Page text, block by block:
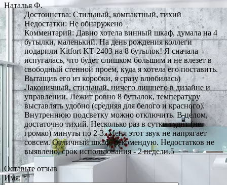
Наталья Ф.
Достоинства: Стильный, компактный, тихий
Недостатки: Не обнаружено
Комментарий: Давно хотела винный шкаф, думала на 4
бутылки, маленький. На день рождения коллеги
подарили Kitfort KT-2403 на 8 бутылок! Я сначала
испугалась, что будет слишком большим и не влезет в
свободный стенной проем, куда я хотела его поставить.
Вытащив его из коробки, я сразу влюбилась)
Лаконичный, стильный, ничего лишнего в дизайне и
управлении. Лежит ровно 8 бутылок, температуру
выставлять удобно (средняя для белого и красного).
Внутреннюю подсветку можно отключить. В целом,
достаточно тихий. Несколько раз в сутки гудит (не
громко) минуты по 2-3. Меня этот звук не напрягает
совсем. Отличный шкаф, рекомендую. Недостатков не
выявлено, срок использования - 2 недели.5
Оставьте отзыв
Имя:*